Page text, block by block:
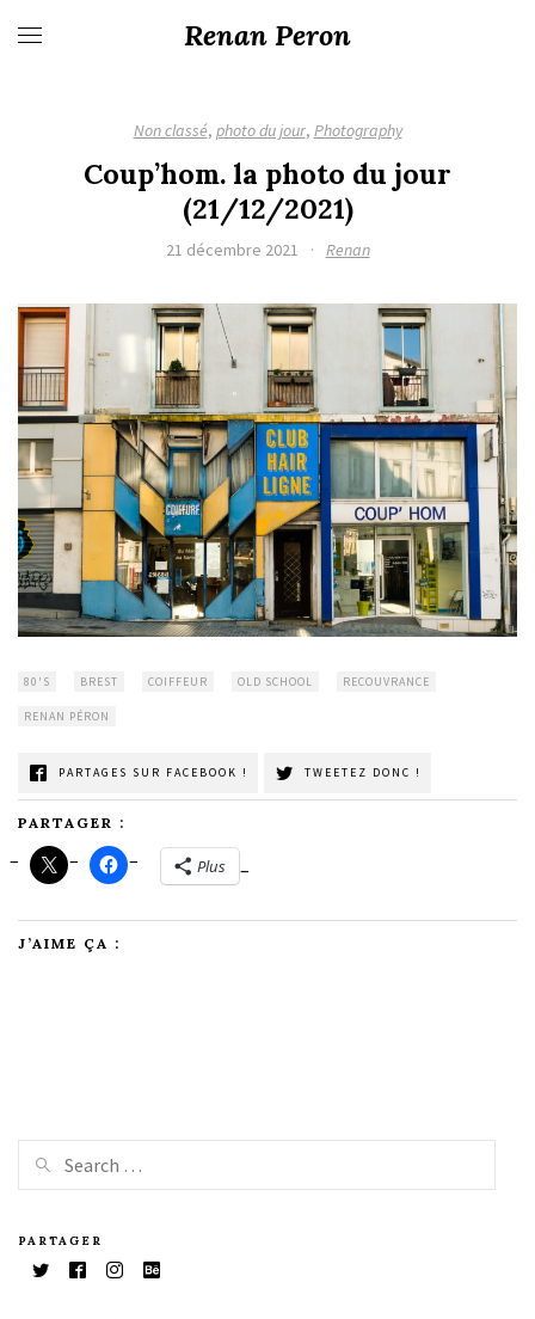
Renan Peron
Non classé, photo du jour, Photography
Coup’hom. la photo du jour
(21/12/2021)
21 décembre 2021 · Renan
80'S BREST COIFFEUR OLD SCHOOL RECOUVRANCE
RENAN PÉRON
PARTAGES SUR FACEBOOK ! TWEETEZ DONC !
PARTAGER :
Plus
J’AIME ÇA :
PARTAGER